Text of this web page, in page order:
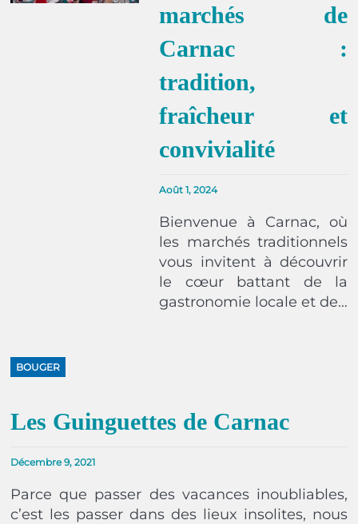
marchés de
Carnac :
tradition,
fraîcheur et
convivialité
Août 1, 2024
Bienvenue à Carnac, où
les marchés traditionnels
vous invitent à découvrir
le cœur battant de la
gastronomie locale et de…
BOUGER
Les Guinguettes de Carnac
Décembre 9, 2021
Parce que passer des vacances inoubliables,
c’est les passer dans des lieux insolites, nous